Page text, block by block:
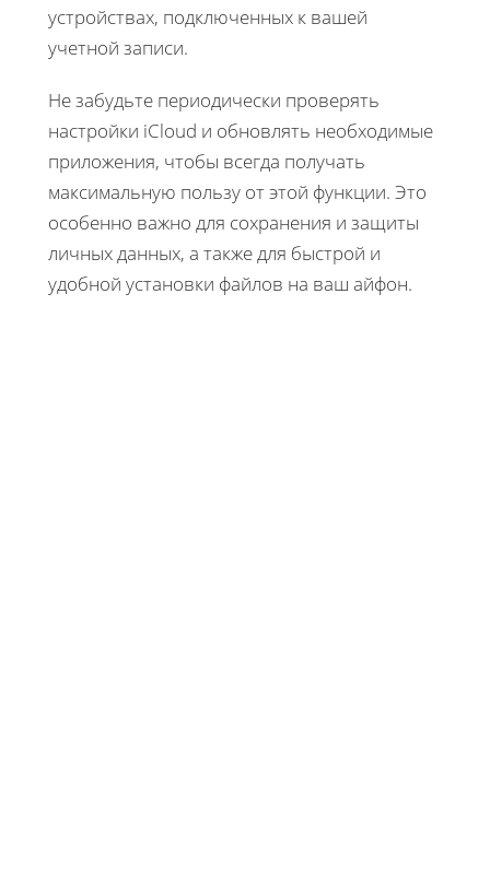
устройствах, подключенных к вашей
учетной записи.
Не забудьте периодически проверять
настройки iCloud и обновлять необходимые
приложения, чтобы всегда получать
максимальную пользу от этой функции. Это
особенно важно для сохранения и защиты
личных данных, а также для быстрой и
удобной установки файлов на ваш айфон.